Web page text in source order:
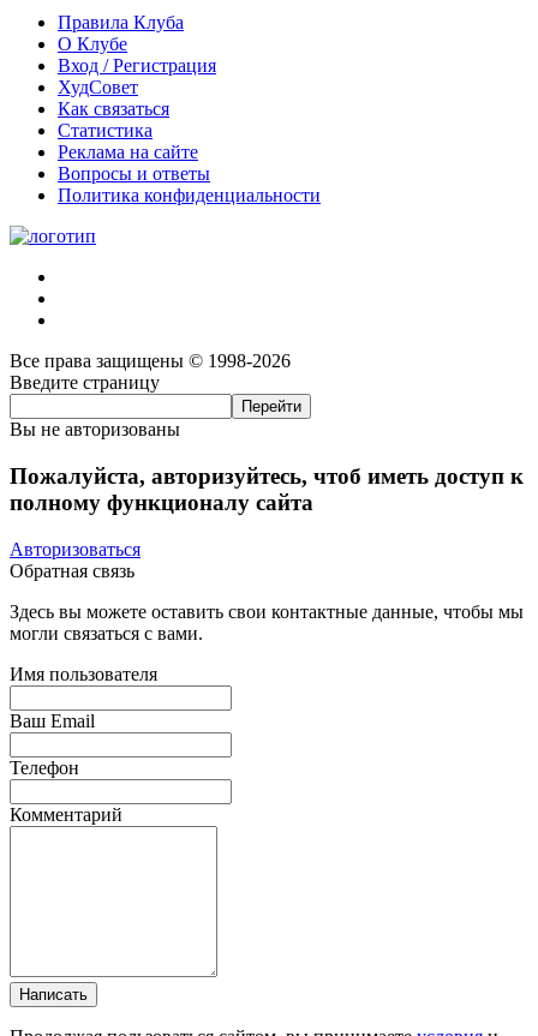
Правила Клуба
О Клубе
Вход / Регистрация
ХудСовет
Как связаться
Статистика
Реклама на сайте
Вопросы и ответы
Политика конфиденциальности
Все права защищены © 1998-2026
Введите страницу
Вы не авторизованы
Пожалуйста, авторизуйтесь, чтоб иметь доступ к
полному функционалу сайта
Авторизоваться
Обратная связь
Здесь вы можете оставить свои контактные данные, чтобы мы
могли связаться с вами.
Имя пользователя
Ваш Email
Телефон
Комментарий
Написать